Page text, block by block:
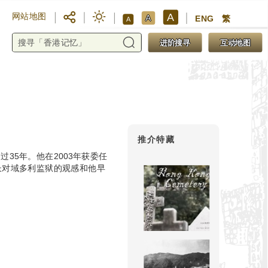
网站地图 A A A ENG 繁
进阶搜寻 互动地图
35年。他在2003年获委任
域多利监狱的观感和他早
推介特藏